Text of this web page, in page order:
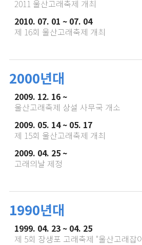
2011 울산고래축제 개최
2010. 07. 01 ~ 07. 04
제 16회 울산고래축제 개최
2000년대
2009. 12. 16 ~
울산고래축제 상설 사무국 개소
2009. 05. 14 ~ 05. 17
제 15회 울산고래축제 개최
2009. 04. 25 ~
고래의날 제정
1990년대
1999. 04. 23 ~ 04. 25
제 5회 장생포 고래축제 "울산고래잡